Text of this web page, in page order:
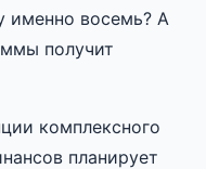
именно восемь? А
получит
комплексного
планирует